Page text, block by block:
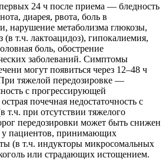
24 ч после приема — бледность
диарея, рвота, боль в
нарушение метаболизма глюкозы,
(в т.ч. лактоацидоз), гипокалиемия,
боль, обострение
заболеваний. Симптомы
могут появиться через 12–48 ч
тяжелой передозировке —
с прогрессирующей
почечная недостаточность с
т.ч. при отсутствии тяжелого
передозировки может быть снижен
пациентов, принимающих
(в т.ч. индукторы микросомальных
или страдающих истощением.